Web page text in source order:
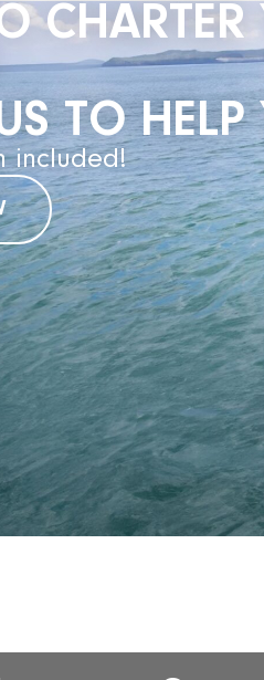
CHARTER
TO HELP
included!